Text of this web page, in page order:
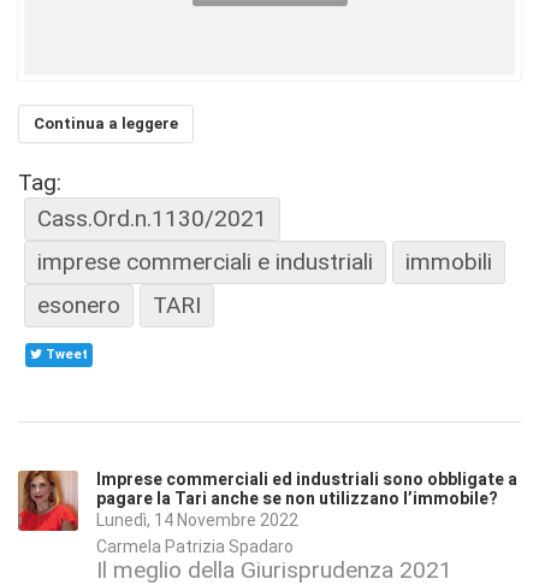
Continua a leggere
Tag:
Cass.Ord.n.1130/2021
imprese commerciali e industriali
immobili
esonero
TARI
Tweet
Imprese commerciali ed industriali sono obbligate a
pagare la Tari anche se non utilizzano l’immobile?
Lunedì, 14 Novembre 2022
Carmela Patrizia Spadaro
Il meglio della Giurisprudenza 2021